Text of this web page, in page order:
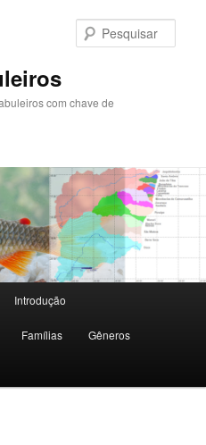
com chave de
Introdução
Famílias Gêneros